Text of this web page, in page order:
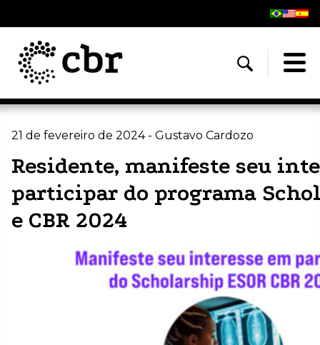
21 de fevereiro de 2024 - Gustavo Cardozo
Residente, manifeste seu
participar do programa
e CBR 2024